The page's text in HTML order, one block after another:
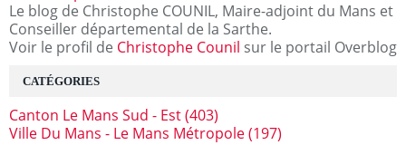
Le blog de Christophe COUNIL, Maire-adjoint du Mans et
Conseiller départemental de la Sarthe.
Voir le profil de Christophe Counil sur le portail Overblog
CATÉGORIES
Canton Le Mans Sud - Est(403)
Ville Du Mans - Le Mans Métropole(197)